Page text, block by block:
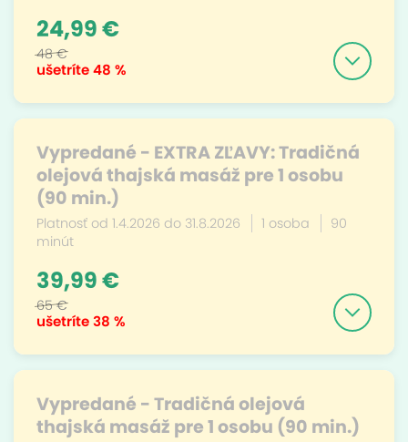
ušetríte48 %
24,99 €
48 €
Vypredané - EXTRA ZĽAVY: Tradičná
olejová thajská masáž pre 1 osobu
(90 min.)
Platnosť od 1.4.2026 do 31.8.2026 1 osoba
90
minút
ušetríte38 %
39,99 €
65 €
Vypredané - Tradičná olejová
thajská masáž pre 1 osobu (90 min.)